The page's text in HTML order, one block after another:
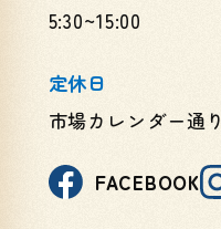
5:30~15:00
定休日
市場カレンダー通り
FACEBOOK